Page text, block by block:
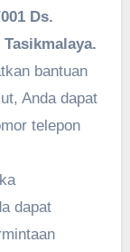
Ds.
bantuan
Anda dapat
telepon
dapat